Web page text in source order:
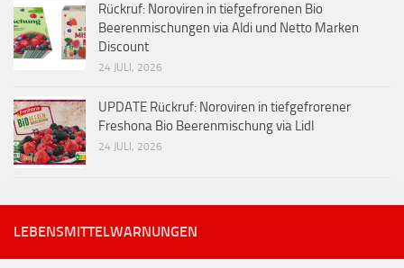
Rückruf: Noroviren in tiefgefrorenen Bio
Beerenmischungen via Aldi und Netto Marken
Discount
24 JULI, 2026
UPDATE Rückruf: Noroviren in tiefgefrorener
Freshona Bio Beerenmischung via Lidl
24 JULI, 2026
LEBENSMITTELWARNUNGEN